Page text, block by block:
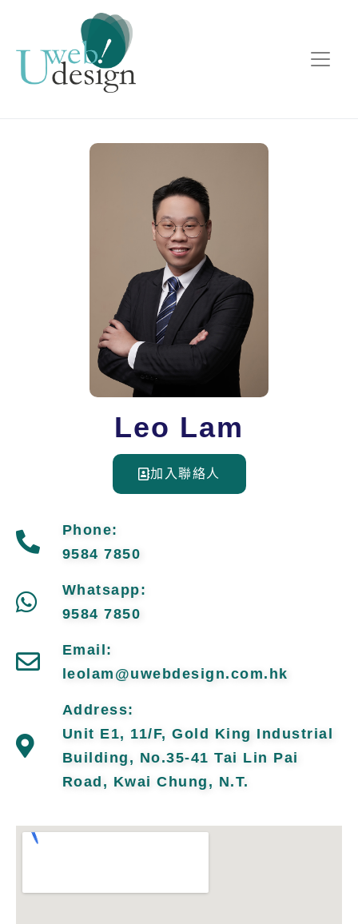
Leo Lam
加入聯絡人
Phone:
9584 7850
Whatsapp:
9584 7850
Email:
leolam@uwebdesign.com.hk
Address:
Unit E1, 11/F, Gold King Industrial
Building, No.35-41 Tai Lin Pai
Road, Kwai Chung, N.T.